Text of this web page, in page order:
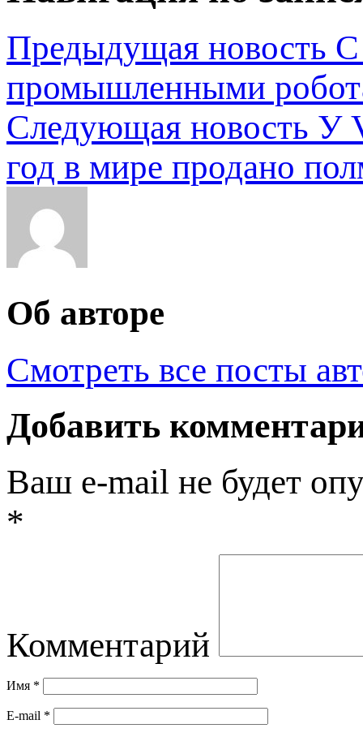
Предыдущая новость С
промышленными
Следующая новость У
год в мире продано
Об авторе
Смотреть все посты
Добавить
Ваш e-mail не будет
*
Комментарий
Имя *
E-mail *